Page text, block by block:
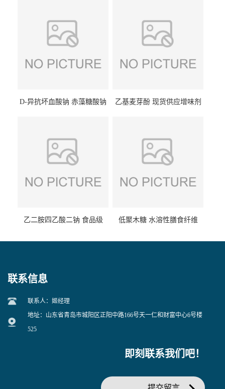
D-异抗坏血酸钠 赤藻糖酸钠
乙基麦芽酚 现货供应增味剂
乙二胺四乙酸二钠 食品级
低聚木糖 水溶性膳食纤维
联系信息
联系人：姬经理
地址：山东省青岛市城阳区正阳中路166号天一仁和财富中心6号楼
525
即刻联系我们吧！